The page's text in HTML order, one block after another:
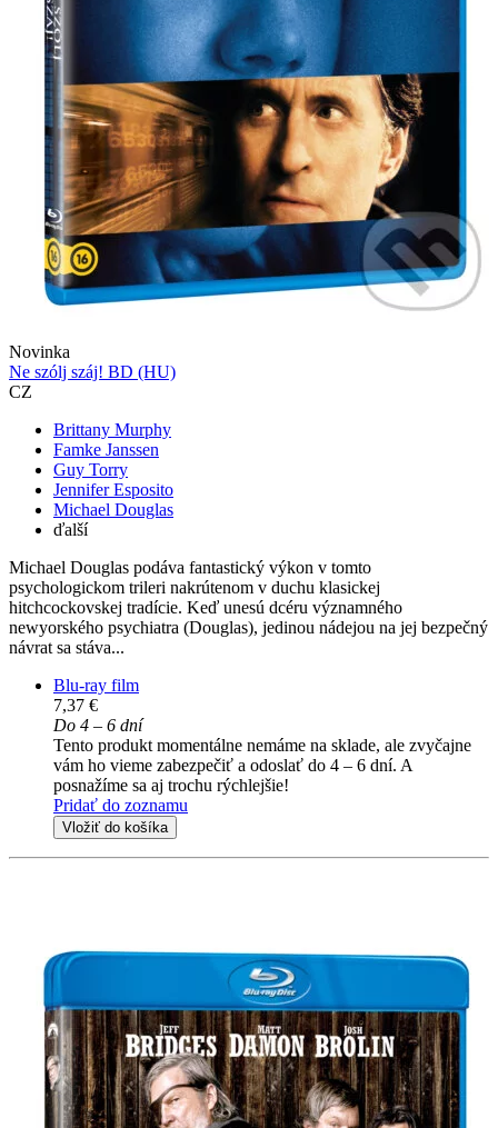
Novinka
Ne szólj száj! BD (HU)
CZ
Brittany Murphy
Famke Janssen
Guy Torry
Jennifer Esposito
Michael Douglas
ďalší
Michael Douglas podáva fantastický výkon v tomto
psychologickom trileri nakrútenom v duchu klasickej
hitchcockovskej tradície. Keď unesú dcéru významného
newyorského psychiatra (Douglas), jedinou nádejou na jej bezpečný
návrat sa stáva...
Blu-ray film
7,37 €
Do 4 – 6 dní
Tento produkt momentálne nemáme na sklade, ale zvyčajne
vám ho vieme zabezpečiť a odoslať do 4 – 6 dní. A
posnažíme sa aj trochu rýchlejšie!
Pridať do zoznamu
Vložiť do košíka